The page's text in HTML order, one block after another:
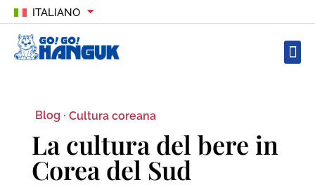
ITALIANO
Blog · Cultura coreana
La cultura del bere in
Corea del Sud